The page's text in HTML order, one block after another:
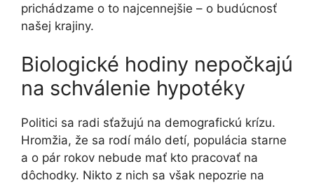
prichádzame o to najcennejšie – o budúcnosť
našej krajiny.
Biologické hodiny nepočkajú
na schválenie hypotéky
Politici sa radi sťažujú na demografickú krízu.
Hromžia, že sa rodí málo detí, populácia starne
a o pár rokov nebude mať kto pracovať na
dôchodky. Nikto z nich sa však nepozrie na